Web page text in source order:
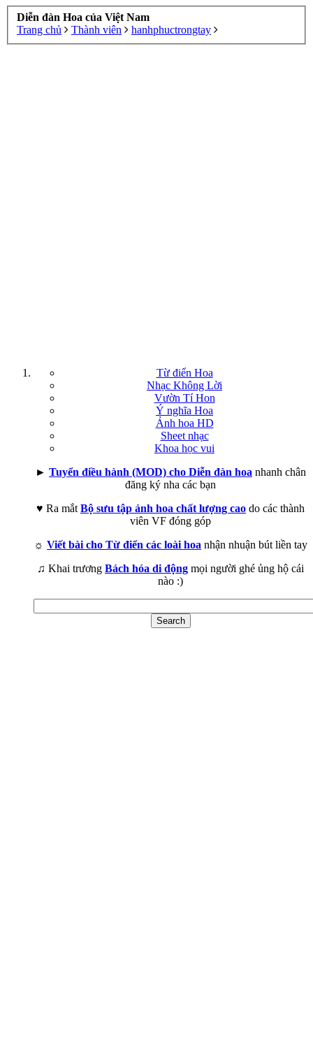
Diễn đàn Hoa của Việt Nam
Trang chủ
Thành viên hanhphuctrongtay
Từ điển Hoa
Nhạc Không Lời
Vườn Tí Hon
Ý nghĩa Hoa
Ảnh hoa HD
Sheet nhạc
Khoa học vui
► Tuyển điều hành (MOD) cho Diễn đàn hoa nhanh chân
đăng ký nha các bạn
♥ Ra mắt Bộ sưu tập ảnh hoa chất lượng cao do các thành
viên VF đóng góp
☼ Viết bài cho Từ điển các loài hoa nhận nhuận bút liền tay
♫ Khai trương Bách hóa di động mọi người ghé ủng hộ cái
nào :)